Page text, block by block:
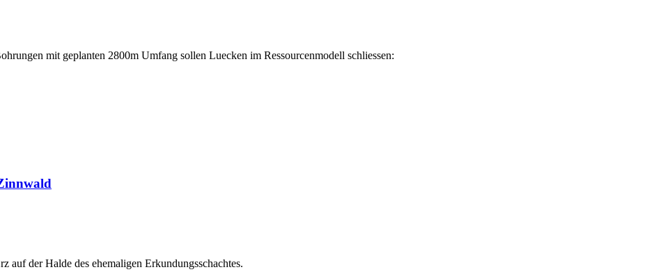
mit geplanten 2800m Umfang sollen Luecken im Ressourcenmodell schliessen:
der Halde des ehemaligen Erkundungsschachtes.